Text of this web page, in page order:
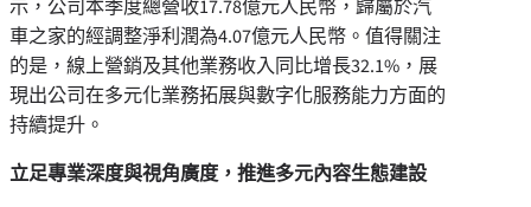
示，公司本季度總營收17.78億元人民幣，歸屬於汽
車之家的經調整淨利潤為4.07億元人民幣。值得關注
的是，線上營銷及其他業務收入同比增長32.1%，展
現出公司在多元化業務拓展與數字化服務能力方面的
持續提升。
立足專業深度與視角廣度，推進多元內容生態建設